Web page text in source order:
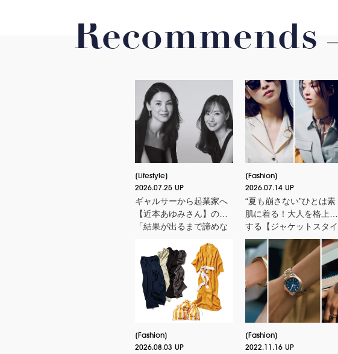
Recommends
Lifestyle
2026.07.25 UP
ギャルサーから起業家へ
【近本あゆみさん】の
「結果が出るまで諦めな
んの今、話したい人＞
Fashion
2026.07.14 UP
“夏も崩さない”ひとは素
肌に着る！大人を格上げ
する【ジャケットスタイ
ル】厳選３
Fashion
2026.08.03 UP
Fashion
2022.11.16 UP